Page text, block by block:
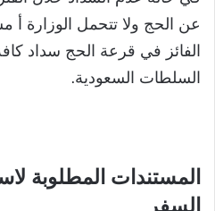
عن الحج ولا تتحمل الوزارة أ
الفائز في قرعة الحج سداد
السلطات السعودية.
المستندات المطلوبة
السفر